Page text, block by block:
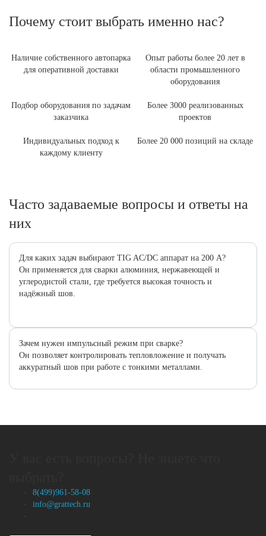
Почему стоит выбрать именно нас?
Наличие собственного автопарка
для оперативной доставки
Опыт работы более 20 лет в
области промышленного
оборудования
Подбор оборудования по задачам
заказчика
Более 3000 реализованных
проектов
Индивидуальных подход к
каждому клиенту
Более 20 000 позиций на складе
Часто задаваемые вопросы и ответы на
них
Для каких задач выбирают TIG AC/DC аппарат на 200 А?
Он применяется для сварки алюминия, нержавеющей и
углеродистой стали, где требуется высокая точность и
надёжный шов.
Зачем нужен импульсный режим при сварке?
Он позволяет контролировать тепловложение и получать
аккуратный шов при работе с тонкими металлами.
8(499)961-58-08
info@grattech.ru